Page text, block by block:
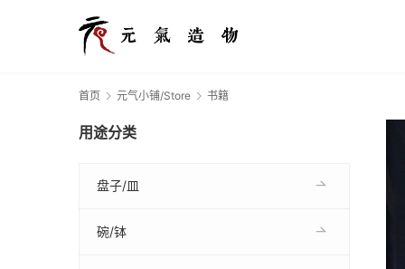
首页 元气小铺/Store 书籍
用途分类
盘子/皿
碗/钵